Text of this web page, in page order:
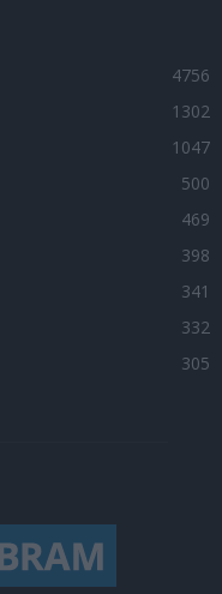
4756
1302
1047
500
469
398
341
332
305